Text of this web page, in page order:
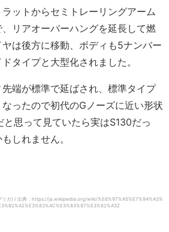
ットからセミトレーリングアーム
リアオーバーハングを延長して燃
は後方に移動、ボディも5ナンバー
タイプと大型化されました。
端が標準で延ばされ、標準タイプ
ったので初代のGノーズに近い形状
思って見ていたら実はS130だっ
しれません。
リカ) / 出典：https://ja.wikipedia.org/wiki/%E6%97%A5%E7%94%A3%